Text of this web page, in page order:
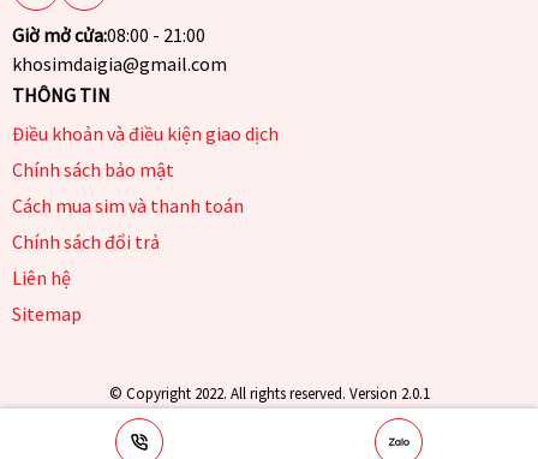
Giờ mở cửa:08:00 - 21:00
khosimdaigia@gmail.com
THÔNG TIN
Điều khoản và điều kiện giao dịch
Chính sách bảo mật
Cách mua sim và thanh toán
Chính sách đổi trả
Liên hệ
Sitemap
© Copyright 2022. All rights reserved. Version 2.0.1